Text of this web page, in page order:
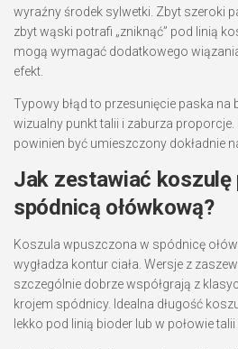
wyraźny środek sylwetki. Zbyt szeroki
zbyt wąski potrafi „zniknąć” pod linią
mogą wymagać dodatkowego
efekt.
Typowy błąd to przesunięcie paska
wizualny punkt talii i zaburza proporcje.
powinien być umieszczony dokładnie
Jak zestawiać koszulę
spódnicą ołówkową?
Koszula wpuszczona w spódnicę
wygładza kontur ciała. Wersje z
szczególnie dobrze współgrają z
krojem spódnicy. Idealna długość
lekko pod linią bioder lub w połowie